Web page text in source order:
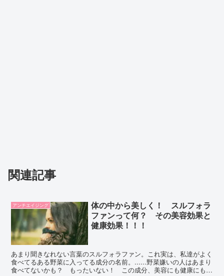
関連記事
アンチエイジング
体の中から美しく！ スルフォラ
ファンって何？ その美容効果と
健康効果！！！
あまり聞きなれない言葉のスルフォラファン。これ実は、私達がよく
食べてるある野菜に入ってる成分の名前。......野菜嫌いの人はあまり
食べてないかも？ もったいない！ この成分、美容にも健康にも欠